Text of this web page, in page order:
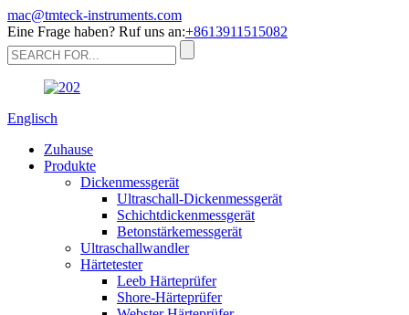
mac@tmteck-instruments.com
Eine Frage haben? Ruf uns an:+8613911515082
Englisch
Zuhause
Produkte
Dickenmessgerät
Ultraschall-Dickenmessgerät
Schichtdickenmessgerät
Betonstärkemessgerät
Ultraschallwandler
Härtetester
Leeb Härteprüfer
Shore-Härteprüfer